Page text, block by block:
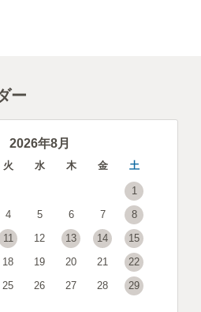
ー
2026年8月
火 水 木 金 土
1
4 5 6 7
8
11 12 13 14
15
18 19 20 21
22
25 26 27 28
29